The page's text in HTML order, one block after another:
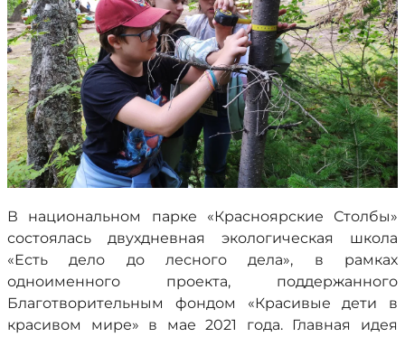
В национальном парке «Красноярские Столбы»
состоялась двухдневная экологическая школа
«Есть дело до лесного дела», в рамках
одноименного проекта, поддержанного
Благотворительным фондом «Красивые дети в
красивом мире» в мае 2021 года. Главная идея